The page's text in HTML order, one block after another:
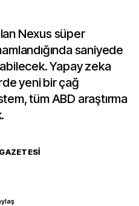
Nexus süper
saniyede
Yapay zeka
yeni bir çağ
tüm ABD araştırma